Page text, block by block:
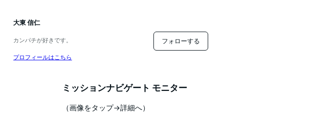
大東 信仁
カンパチが好きです。
プロフィールはこちら
フォローする
ミッションナビゲート モニター
（画像をタップ→詳細へ）